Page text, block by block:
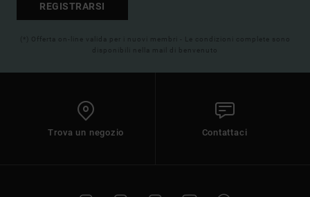
REGISTRARSI
(*) Offerta on-line valida per i nuovi membri - Le condizioni complete sono
disponibili nella mail di benvenuto
Trova un negozio Contattaci